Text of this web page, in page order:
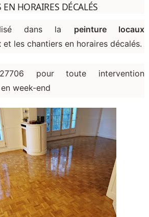
HORAIRES DÉCALÉS
dans la peinture locaux
et les chantiers en horaires décalés.
pour toute intervention
week-end